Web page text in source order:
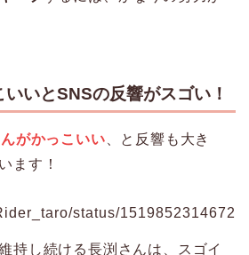
いとSNSの反響がスゴい！
がかっこいい、と反響も大き
ます！
status/1519852314672
持し続ける長渕さんは、スゴイ